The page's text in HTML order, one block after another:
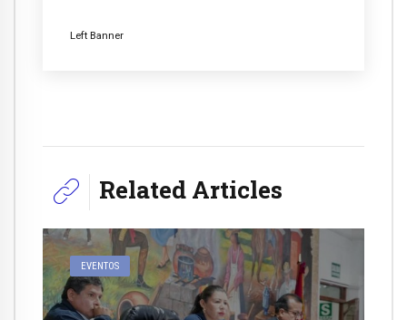
Left Banner
Related Articles
EVENTOS